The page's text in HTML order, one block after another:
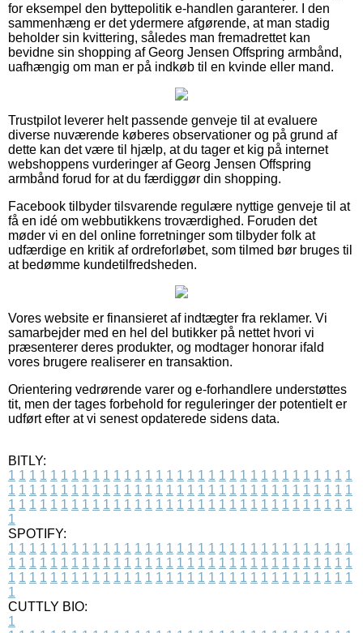
for eksempel den byttepolitik e-handlen garanterer. I den
sammenhæng er det ydermere afgørende, at man stadig
beholder sin kvittering, således man fremadrettet kan
bevidne sin shopping af Georg Jensen Offspring armbånd,
uafhængig om man er på indkøb til en kvinde eller mand.
Trustpilot leverer helt passende genveje til at evaluere
diverse nuværende køberes observationer og på grund af
dette kan det være til hjælp, at du tager et kig på internet
webshoppens vurderinger af Georg Jensen Offspring
armbånd forud for at du færdiggør din shopping.
Facebook tilbyder tilsvarende regulære nyttige genveje til at
få en idé om webbutikkens troværdighed. Foruden det
møder vi en del online forretninger som tilbyder folk at
udfærdige en kritik af ordreforløbet, som tilmed bør bruges til
at bedømme kundetilfredsheden.
Vores website er finansieret af indtægter fra reklamer. Vi
samarbejder med en hel del butikker på nettet hvori vi
præsenterer deres produkter, og modtager honorar ifald
vores brugere realiserer en transaktion.
Orientering vedrørende varer og e-forhandlere understøttes
tit, men der tages forbehold for reguleringer der potentielt er
udført efter at vi senest opdaterede sidens data.
BITLY:
1 1 1 1 1 1 1 1 1 1 1 1 1 1 1 1 1 1 1 1 1 1 1 1 1 1 1 1 1 1 1 1 1
1 1 1 1 1 1 1 1 1 1 1 1 1 1 1 1 1 1 1 1 1 1 1 1 1 1 1 1 1 1 1 1 1
1 1 1 1 1 1 1 1 1 1 1 1 1 1 1 1 1 1 1 1 1 1 1 1 1 1 1 1 1 1 1 1 1
1
SPOTIFY:
1 1 1 1 1 1 1 1 1 1 1 1 1 1 1 1 1 1 1 1 1 1 1 1 1 1 1 1 1 1 1 1 1
1 1 1 1 1 1 1 1 1 1 1 1 1 1 1 1 1 1 1 1 1 1 1 1 1 1 1 1 1 1 1 1 1
1 1 1 1 1 1 1 1 1 1 1 1 1 1 1 1 1 1 1 1 1 1 1 1 1 1 1 1 1 1 1 1 1
1
CUTTLY BIO:
1